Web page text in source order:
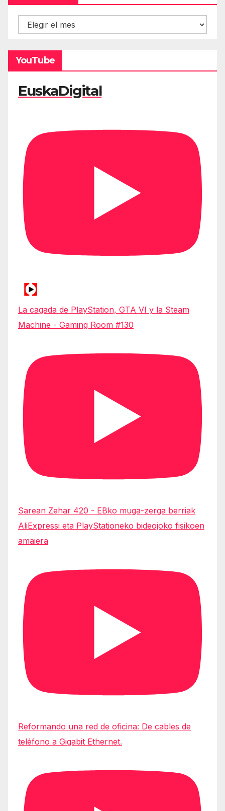
Hemeroteca
YouTube
EuskaDigital
La cagada de PlayStation, GTA VI y la Steam
Machine - Gaming Room #130
Sarean Zehar 420 - EBko muga-zerga berriak
AliExpressi eta PlayStationeko bideojoko fisikoen
amaiera
Reformando una red de oficina: De cables de
teléfono a Gigabit Ethernet.